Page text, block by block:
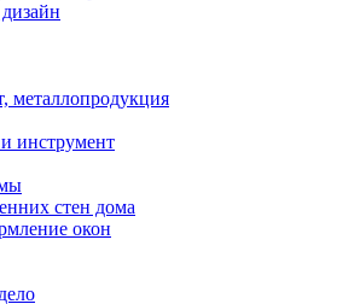
металлопродукция
инструмент
стен дома
окон